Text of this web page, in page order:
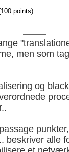
100 points)
men som
og
beskriver alle